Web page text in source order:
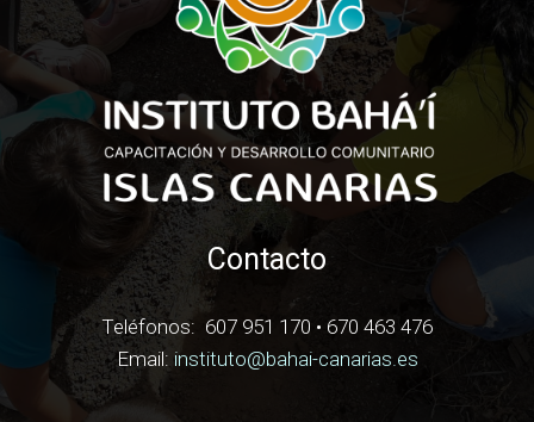
Contacto
Teléfonos: 607 951 170 • 670 463 476
Email: instituto@bahai-canarias.es